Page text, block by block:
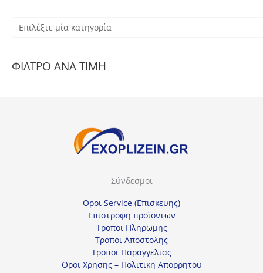
λ
ΦΙΛΤΡΟ ΑΝΑ ΤΙΜΗ
Σύνδεσμοι
Οροι Service (Επισκευης)
Επιστροφη προϊοντων
Τροποι Πληρωμης
Τροποι Αποστολης
Τροποι Παραγγελιας
Οροι Χρησης – Πολιτικη Απορρητου